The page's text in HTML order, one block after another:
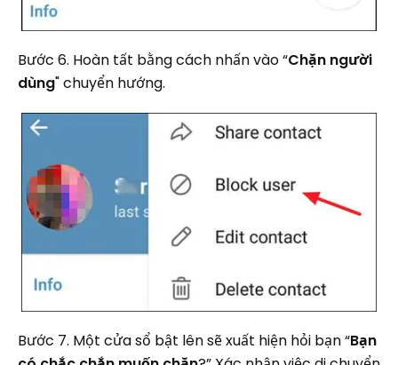
Bước 6. Hoàn tất bằng cách nhấn vào “Chặn người
dùng" chuyển hướng.
Bước 7. Một cửa sổ bật lên sẽ xuất hiện hỏi bạn “Bạn